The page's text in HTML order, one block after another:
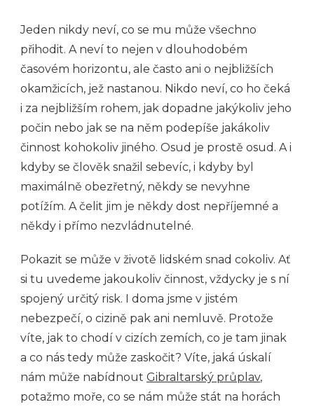
Jeden nikdy neví, co se mu může všechno
přihodit. A neví to nejen v dlouhodobém
časovém horizontu, ale často ani o nejbližších
okamžicích, jež nastanou. Nikdo neví, co ho čeká
i za nejbližším rohem, jak dopadne jakýkoliv jeho
počin nebo jak se na něm podepíše jakákoliv
činnost kohokoliv jiného. Osud je prostě osud. A i
kdyby se člověk snažil sebevíc, i kdyby byl
maximálně obezřetný, někdy se nevyhne
potížím. A čelit jim je někdy dost nepříjemné a
někdy i přímo nezvládnutelné.
Pokazit se může v životě lidském snad cokoliv. Ať
si tu uvedeme jakoukoliv činnost, vždycky je s ní
spojený určitý risk. I doma jsme v jistém
nebezpečí, o cizině pak ani nemluvě. Protože
víte, jak to chodí v cizích zemích, co je tam jinak
a co nás tedy může zaskočit? Víte, jaká úskalí
nám může nabídnout Gibraltarský průplav,
potažmo moře, co se nám může stát na horách